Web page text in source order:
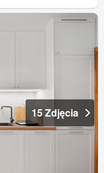
15 Zdjęcia